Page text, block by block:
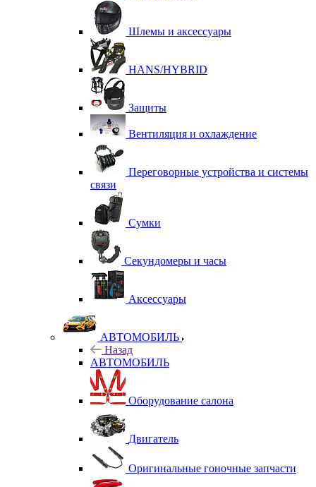
Шлемы и аксессуары
HANS/HYBRID
Защиты
Вентиляция и охлаждение
Переговорные устройства и системы
связи
Сумки
Секундомеры и часы
Аксессуары
АВТОМОБИЛЬ
Назад
АВТОМОБИЛЬ
Оборудование салона
Двигатель
Оригинальные гоночные запчасти